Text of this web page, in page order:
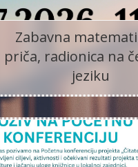
Zabavna
priča, radionica na
jeziku